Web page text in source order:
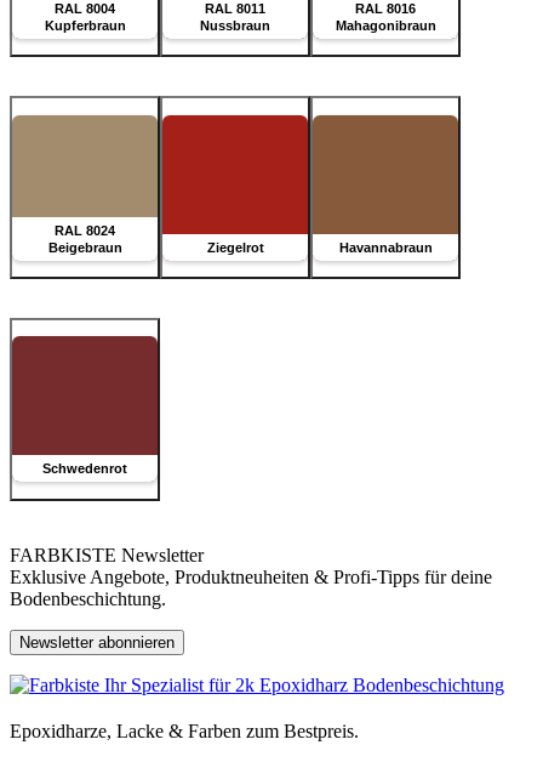
RAL 8004
Kupferbraun
RAL 8011
Nussbraun
RAL 8016
Mahagonibraun
RAL 8024
Beigebraun
Ziegelrot Havannabraun
Schwedenrot
FARBKISTE Newsletter
Exklusive Angebote, Produktneuheiten & Profi-Tipps für deine
Bodenbeschichtung.
Newsletter abonnieren
Epoxidharze, Lacke & Farben zum Bestpreis.